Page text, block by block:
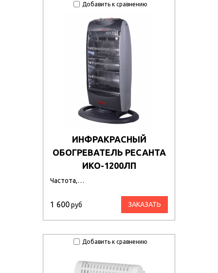
Добавить к сравнению
ИНФРАКРАСНЫЙ
ОБОГРЕВАТЕЛЬ РЕСАНТА
ИКО-1200ЛП
Частота,…
1 600руб ЗАКАЗАТЬ
Добавить к сравнению